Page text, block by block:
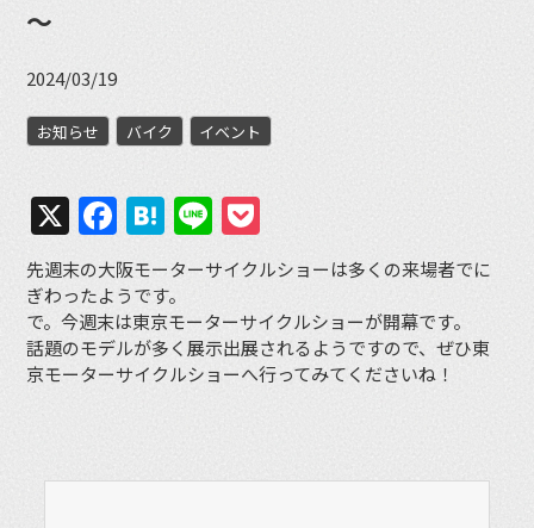
～
2024/03/19
お知らせ バイク イベント
X Facebook
Hatena
Line
先週末の大阪モーターサイクルショーは多くの来場者でに
ぎわったようです。
で。今週末は東京モーターサイクルショーが開幕です。
話題のモデルが多く展示出展されるようですので、ぜひ東
京モーターサイクルショーへ行ってみてくださいね！